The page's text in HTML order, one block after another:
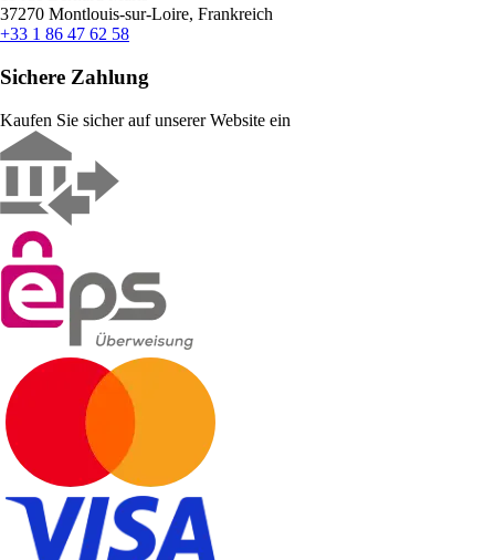
37270 Montlouis-sur-Loire, Frankreich
+33 1 86 47 62 58
Sichere Zahlung
Kaufen Sie sicher auf unserer Website ein